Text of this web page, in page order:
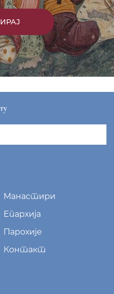
Манастири
Епархија
Парохије
Контакт